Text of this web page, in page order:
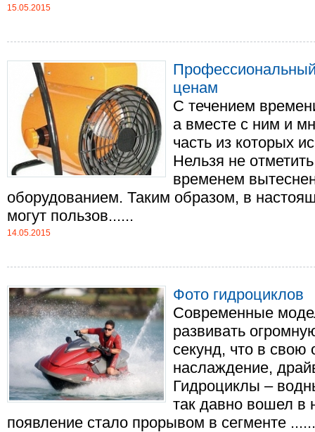
15.05.2015
ценам
С течением
а вместе с ним и
часть из которых
Нельзя не
временем
оборудованием. Таким образом, в
могут пользов......
14.05.2015
Фото гидроциклов
Современные
развивать
секунд, что в свою
наслаждение,
Гидроциклы –
так давно вошел в
появление стало прорывом в сегменте ......